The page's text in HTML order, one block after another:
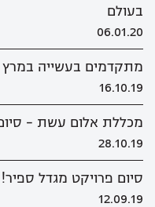
בעולם
06.01.20
מתקדמים בעשייה במרץ
16.10.19
מכללת אלום עשת -
28.10.19
סיום פרויקט מגדל ספיר!
12.09.19